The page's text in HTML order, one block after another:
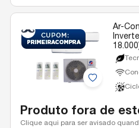
Ar-
220v
Produto fora de
Clique aqui para ser avisado